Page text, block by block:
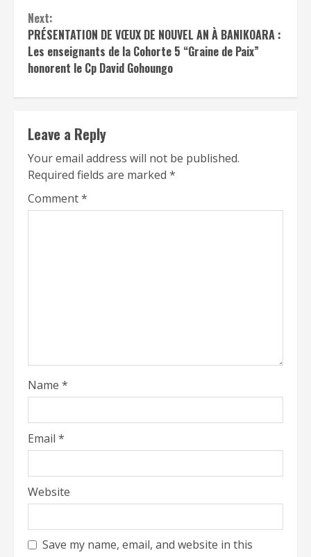
Next:
PRÉSENTATION DE VŒUX DE NOUVEL AN À BANIKOARA :
Les enseignants de la Cohorte 5 “Graine de Paix”
honorent le Cp David Gohoungo
Leave a Reply
Your email address will not be published.
Required fields are marked *
Comment*
Name *
Email *
Website
Save my name, email, and website in this